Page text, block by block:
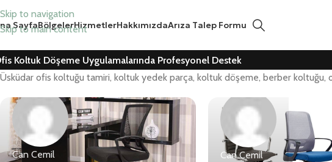
Skip to navigation
Skip to main content
SayfaBölgelerHizmetlerHakkımızdaArıza Talep Formu
Koltuk Döşeme Uygulamalarında Profesyonel Destek
Üsküdar ofis koltuğu tamiri, koltuk yedek parça, koltuk döşeme, berber
Can Cemil Can Cemil